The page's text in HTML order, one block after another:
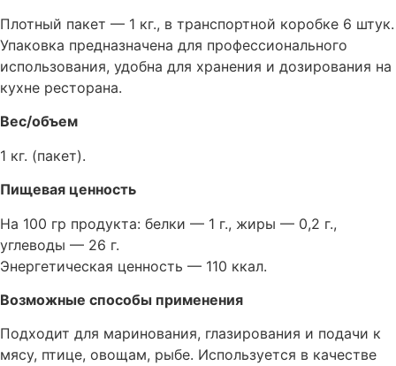
Плотный пакет — 1 кг., в транспортной коробке 6 штук.
Упаковка предназначена для профессионального
использования, удобна для хранения и дозирования на
кухне ресторана.
Вес/объем
1 кг. (пакет).
Пищевая ценность
На 100 гр продукта: белки — 1 г., жиры — 0,2 г.,
углеводы — 26 г.
Энергетическая ценность — 110 ккал.
Возможные способы применения
Подходит для маринования, глазирования и подачи к
мясу, птице, овощам, рыбе. Используется в качестве